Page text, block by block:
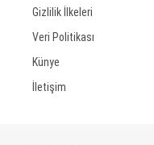
Gizlilik İlkeleri
Veri Politikası
Künye
İletişim